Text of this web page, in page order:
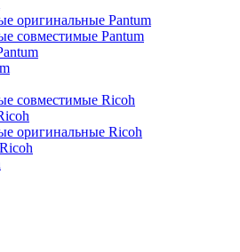
оригинальные Pantum
совместимые Pantum
совместимые Ricoh
оригинальные Ricoh